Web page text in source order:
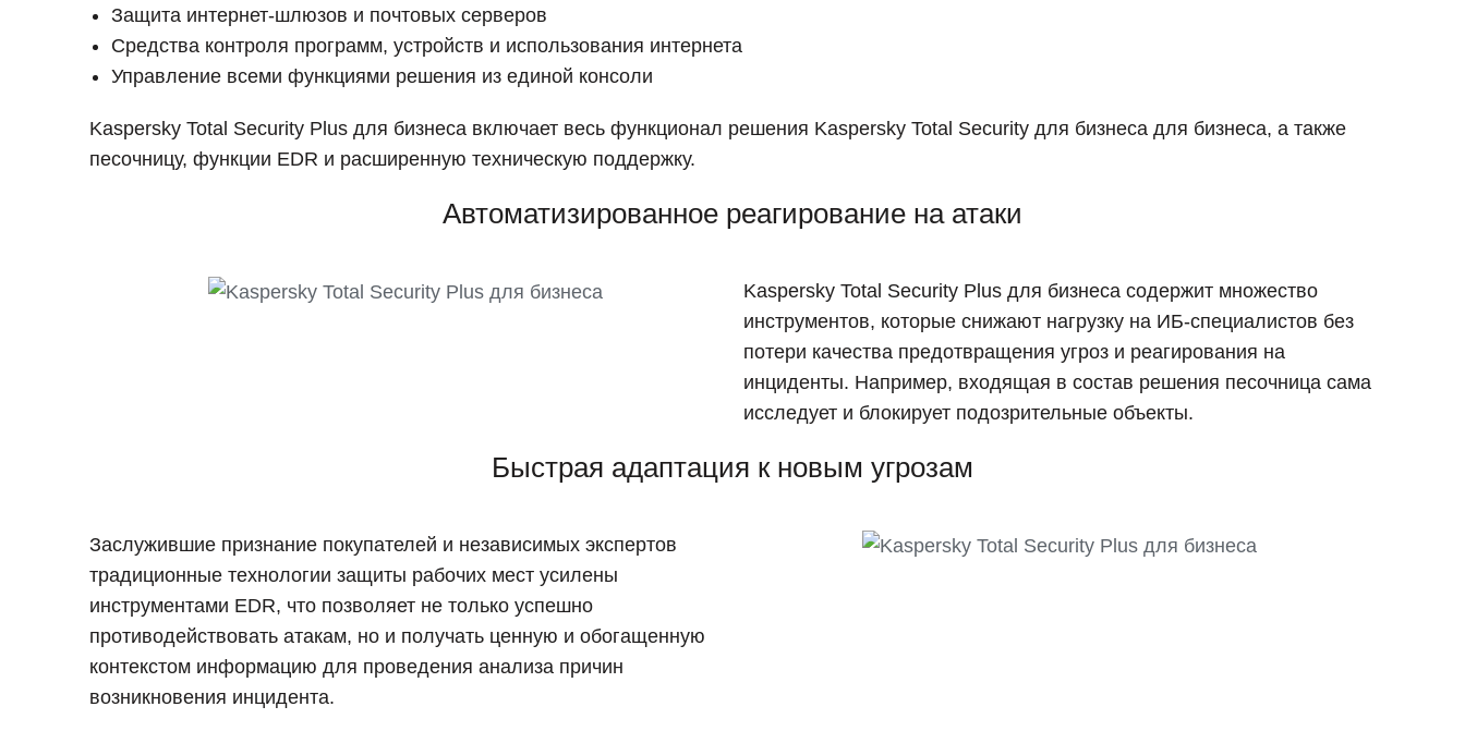
Защита интернет-шлюзов и почтовых серверов
Средства контроля программ, устройств и использования интернета
Управление всеми функциями решения из единой консоли
Kaspersky Total Security Plus для бизнеса включает весь функционал решения Kaspersky Total Security для бизнеса для бизнеса, а также
песочницу, функции EDR и расширенную техническую поддержку.
Автоматизированное реагирование на атаки
Kaspersky Total Security Plus для бизнеса содержит множество
инструментов, которые снижают нагрузку на ИБ-специалистов без
потери качества предотвращения угроз и реагирования на
инциденты. Например, входящая в состав решения песочница сама
исследует и блокирует подозрительные объекты.
Быстрая адаптация к новым угрозам
Заслужившие признание покупателей и независимых экспертов
традиционные технологии защиты рабочих мест усилены
инструментами EDR, что позволяет не только успешно
противодействовать атакам, но и получать ценную и обогащенную
контекстом информацию для проведения анализа причин
возникновения инцидента.